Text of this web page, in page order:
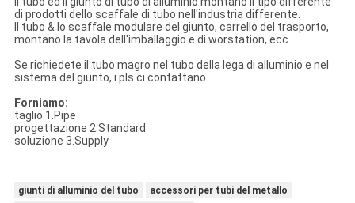
di prodotti dello scaffale di tubo nell'industria differente.
Il tubo & lo scaffale modulare del giunto, carrello del trasporto,
montano la tavola dell'imballaggio e di worstation, ecc.
Se richiedete il tubo magro nel tubo della lega di alluminio e nel
sistema del giunto, i pls ci contattano.
Forniamo:
taglio 1.Pipe
progettazione 2.Standard
soluzione 3.Supply
giunti di alluminio del tubo
accessori per tubi del metallo